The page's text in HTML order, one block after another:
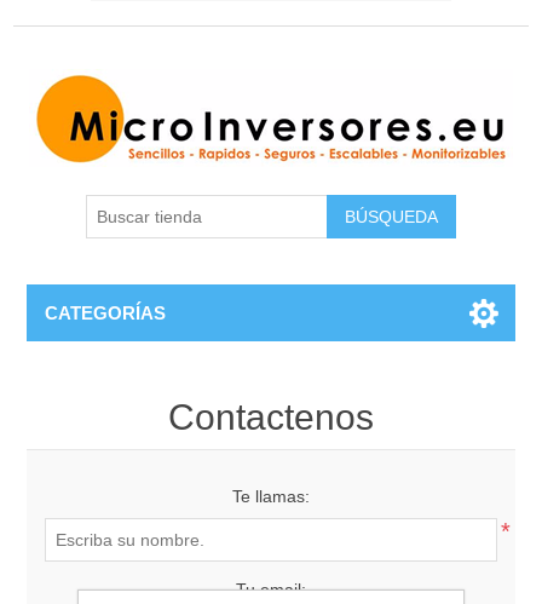
CATEGORÍAS
Contactenos
Te llamas:
*
Tu email: